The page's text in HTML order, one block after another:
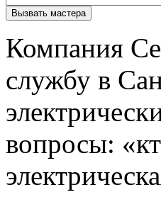
Компания
службу в
вопросы: